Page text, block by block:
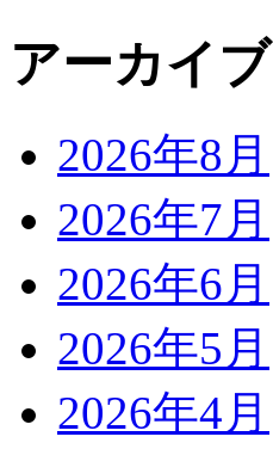
アーカイブ
2026年8月
2026年7月
2026年6月
2026年5月
2026年4月